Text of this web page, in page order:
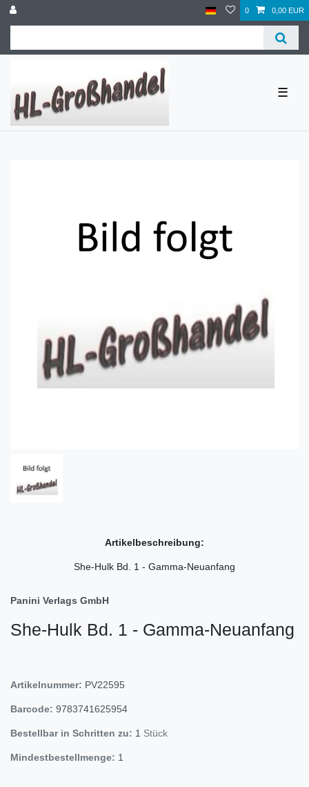
0 0,00 EUR
☰
Artikelbeschreibung:
She-Hulk Bd. 1 - Gamma-Neuanfang
Panini Verlags GmbH
She-Hulk Bd. 1 - Gamma-Neuanfang
Artikelnummer: PV22595
Barcode: 9783741625954
Bestellbar in Schritten zu: 1 Stück
Mindestbestellmenge: 1